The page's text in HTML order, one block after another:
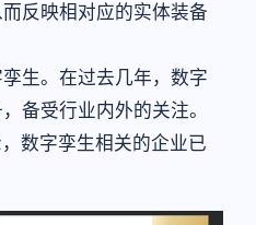
反映相对应的实体装备
生。在过去几年，数字
备受行业内外的关注。
数字孪生相关的企业已